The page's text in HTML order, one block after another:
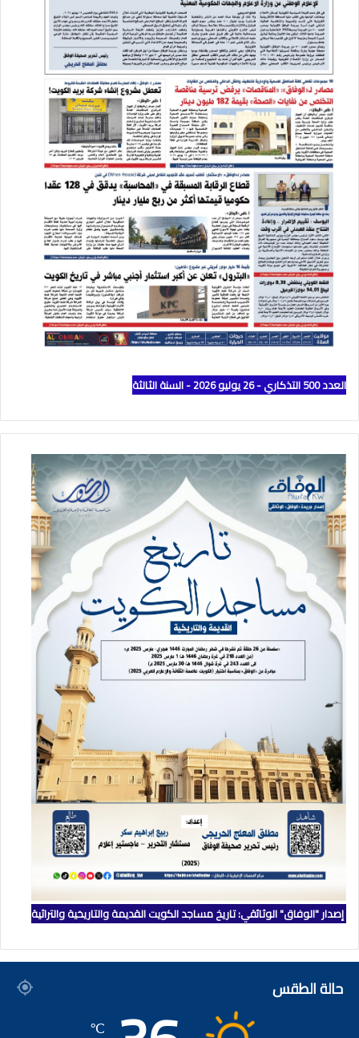
العدد 500 التذكاري - 26 يوليو 2026 - السنة الثالثة
إصدار "الوفاق" الوثائقي: تاريخ مساجد الكويت القديمة والتاريخية والتراثية
حالة الطقس
℃